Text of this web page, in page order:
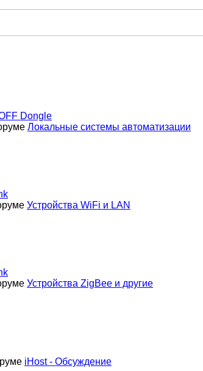
Dongle
Локальные системы автоматизации
Устройства WiFi и LAN
Устройства ZigBee и другие
iHost - Обсуждение